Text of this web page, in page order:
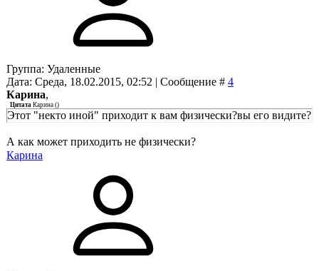
Группа: Удаленные
Дата: Среда, 18.02.2015, 02:52 | Сообщение # 4
Карина,
Цитата Карина ()
Этот "некто иной" приходит к вам физически?вы его видите?
А как может приходить не физически?
Карина